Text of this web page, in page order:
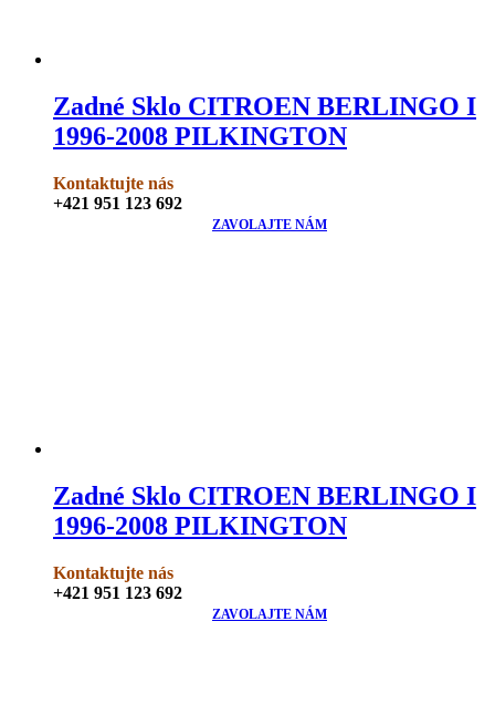
Zadné Sklo CITROEN BERLINGO I
1996-2008 PILKINGTON
Kontaktujte nás
+421 951 123 692
ZAVOLAJTE NÁM
Zadné Sklo CITROEN BERLINGO I
1996-2008 PILKINGTON
Kontaktujte nás
+421 951 123 692
ZAVOLAJTE NÁM